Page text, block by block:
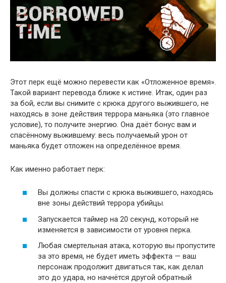
Этот перк ещё можно перевести как «Отложенное время».
Такой вариант перевода ближе к истине. Итак, один раз
за бой, если вы снимите с крюка другого выжившего, не
находясь в зоне действия террора маньяка (это главное
условие), то получите энергию. Она даёт бонус вам и
спасённому выжившему: весь получаемый урон от
маньяка будет отложен на определённое время.
Как именно работает перк:
Вы должны спасти с крюка выжившего, находясь
вне зоны действий террора убийцы.
Запускается таймер на 20 секунд, который не
изменяется в зависимости от уровня перка.
Любая смертельная атака, которую вы пропустите
за это время, не будет иметь эффекта — ваш
персонаж продолжит двигаться так, как делал
это до удара, но начнётся другой обратный